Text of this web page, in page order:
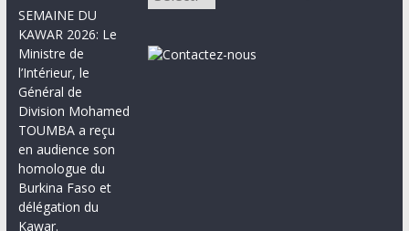
SEMAINE DU
KAWAR 2026: Le
Ministre de
l’Intérieur, le
Général de
Division Mohamed
TOUMBA a reçu
en audience son
homologue du
Burkina Faso et
délégation du
Kawar.